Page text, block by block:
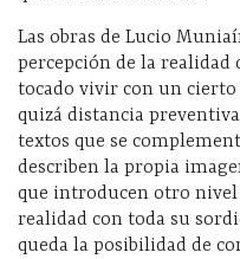
Las obras de Lucio
percepción de la realidad
tocado vivir con un
quizá distancia
textos que se
describen la propia
que introducen otro nivel
realidad con toda su
queda la posibilidad de